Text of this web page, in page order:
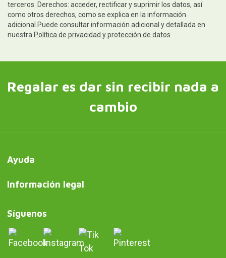
terceros. Derechos: acceder, rectificar y suprimir los datos, así
como otros derechos, como se explica en la información
adicional.Puede consultar información adicional y detallada en
nuestra Política de privacidad y protección de datos
Regalar es dar sin recibir nada a
cambio
Ayuda
Información legal
Síguenos